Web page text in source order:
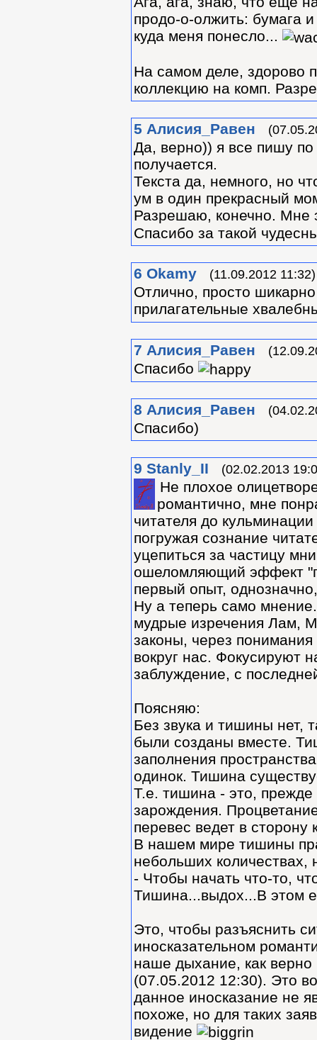
продо-о-олжить: бумага
куда меня понесло...
На самом деле, здорово
коллекцию на комп.
5 Алиcия_Равен
Да, верно)) я все пишу
получается.
Текста да, немного, но
ум в один прекрасный
Разрешаю, конечно. Мне
Спасибо за такой
6 Okamy (11.09.2012 11:32)
Отлично, просто
прилагательные
7 Алиcия_Равен
Спасибо
8 Алиcия_Равен
Спасибо)
9 Stanly_II (02.02.2013
Не плохое
романтично, мне
читателя до
погружая сознание
уцепиться за частицу
ошеломляющий эффект
первый опыт,
Ну а теперь само
мудрые изречения Лам,
законы, через
вокруг нас. Фокусируют
заблуждение, с
Поясняю:
Без звука и тишины нет,
были созданы вместе.
заполнения
одинок. Тишина
Т.е. тишина - это, прежде
зарождения.
перевес ведет в
В нашем мире тишины
небольших
- Чтобы начать что-то,
Тишина...выдох...В этом
Это, чтобы разъяснить
иносказательном
наше дыхание, как
(07.05.2012 12:30). Это
данное иносказание не
похоже, но для таких
видение